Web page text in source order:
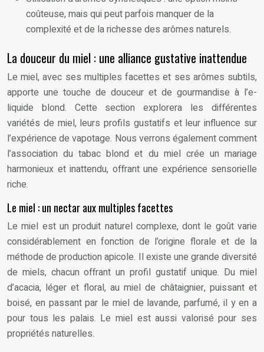
coûteuse, mais qui peut parfois manquer de la
complexité et de la richesse des arômes naturels.
La douceur du miel : une alliance gustative inattendue
Le miel, avec ses multiples facettes et ses arômes subtils,
apporte une touche de douceur et de gourmandise à l’e-
liquide blond. Cette section explorera les différentes
variétés de miel, leurs profils gustatifs et leur influence sur
l’expérience de vapotage. Nous verrons également comment
l’association du tabac blond et du miel crée un mariage
harmonieux et inattendu, offrant une expérience sensorielle
riche.
Le miel : un nectar aux multiples facettes
Le miel est un produit naturel complexe, dont le goût varie
considérablement en fonction de l’origine florale et de la
méthode de production apicole. Il existe une grande diversité
de miels, chacun offrant un profil gustatif unique. Du miel
d’acacia, léger et floral, au miel de châtaignier, puissant et
boisé, en passant par le miel de lavande, parfumé, il y en a
pour tous les palais. Le miel est aussi valorisé pour ses
propriétés naturelles.